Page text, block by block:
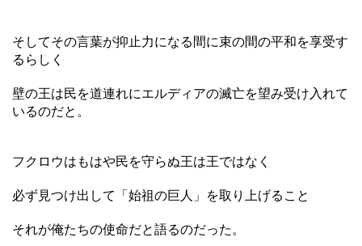
そしてその言葉が抑止力になる間に束の間の平和を享受す
るらしく
壁の王は民を道連れにエルディアの滅亡を望み受け入れて
いるのだと。
フクロウはもはや民を守らぬ王は王ではなく
必ず見つけ出して「始祖の巨人」を取り上げること
それが俺たちの使命だと語るのだった。